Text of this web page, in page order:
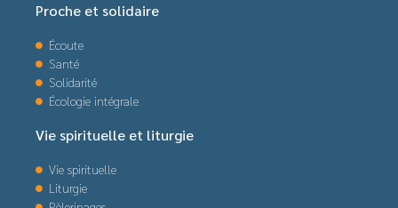
Proche et solidaire
Écoute
Santé
Solidarité
Écologie intégrale
Vie spirituelle et liturgie
Vie spirituelle
Liturgie